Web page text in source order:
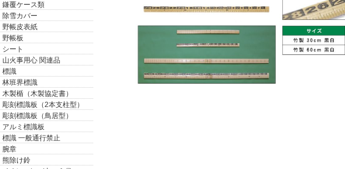
鎌覆ケース類
除雪カバー
野帳皮表紙
野帳板
シート
山火事用心 関連品
標識
林班界標識
木製楯（木製協定書）
彫刻標識板（2本支柱型）
彫刻標識板（鳥居型）
アルミ標識板
標識 一般通行禁止
腕章
熊除け鈴